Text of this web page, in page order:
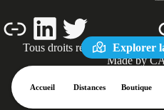
Explorer
LienLinkedIn
Twitter
Tous droits réservés © 2026 |
Made by
Accueil Distances Boutique